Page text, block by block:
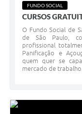
FUNDO SOCIAL
CURSOS
O Fundo Social de
de São Paulo,
profissional
Panificação e
quem quer se
mercado de trabalho.